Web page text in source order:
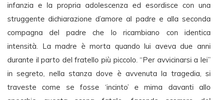
infanzia e la propria adolescenza ed esordisce con una
struggente dichiarazione d’amore al padre e alla seconda
compagna del padre che lo ricambiano con identica
intensità. La madre è morta quando lui aveva due anni
durante il parto del fratello più piccolo. “Per avvicinarsi a lei”
in segreto, nella stanza dove è avvenuta la tragedia, si
traveste come se fosse ‘incinto’ e mima davanti allo